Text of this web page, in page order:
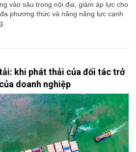
vào sâu trong nội địa, giảm áp lực cho
phương thức và nâng năng lực cạnh
khi phát thải của đối tác trở
doanh nghiệp